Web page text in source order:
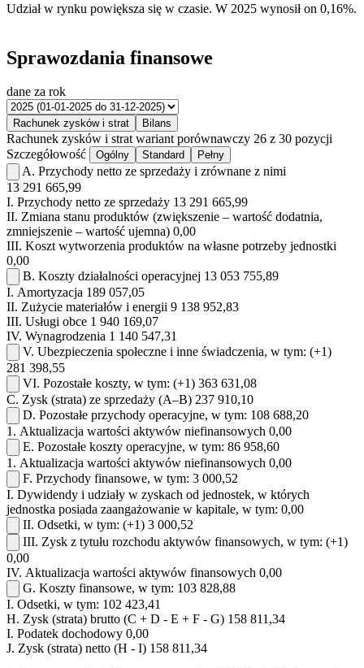
Udział w rynku powiększa się w czasie. W 2025 wynosił on 0,16%.
Sprawozdania finansowe
dane za rok
Rachunek zysków i strat Bilans
Rachunek zysków i strat wariant porównawczy 26 z 30 pozycji
Szczegółowość
Ogólny Standard Pełny
A. Przychody netto ze sprzedaży i zrównane z nimi
13 291 665,99
I. Przychody netto ze sprzedaży 13 291 665,99
II. Zmiana stanu produktów (zwiększenie – wartość dodatnia,
zmniejszenie – wartość ujemna) 0,00
III. Koszt wytworzenia produktów na własne potrzeby jednostki
0,00
B. Koszty działalności operacyjnej 13 053 755,89
I. Amortyzacja 189 057,05
II. Zużycie materiałów i energii 9 138 952,83
III. Usługi obce 1 940 169,07
IV. Wynagrodzenia 1 140 547,31
V. Ubezpieczenia społeczne i inne świadczenia, w tym: (+1)
281 398,55
VI. Pozostałe koszty, w tym: (+1) 363 631,08
C. Zysk (strata) ze sprzedaży (A–B) 237 910,10
D. Pozostałe przychody operacyjne, w tym: 108 688,20
1. Aktualizacja wartości aktywów niefinansowych 0,00
E. Pozostałe koszty operacyjne, w tym: 86 958,60
1. Aktualizacja wartości aktywów niefinansowych 0,00
F. Przychody finansowe, w tym: 3 000,52
I. Dywidendy i udziały w zyskach od jednostek, w których
jednostka posiada zaangażowanie w kapitale, w tym: 0,00
II. Odsetki, w tym: (+1) 3 000,52
III. Zysk z tytułu rozchodu aktywów finansowych, w tym: (+1)
0,00
IV. Aktualizacja wartości aktywów finansowych 0,00
G. Koszty finansowe, w tym: 103 828,88
I. Odsetki, w tym: 102 423,41
H. Zysk (strata) brutto (C + D - E + F - G) 158 811,34
I. Podatek dochodowy 0,00
J. Zysk (strata) netto (H - I) 158 811,34